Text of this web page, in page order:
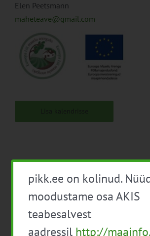
Elen Peetsmann
maheteave@gmail.com
pikk.ee on kolinud.
moodustame osa AKIS
teabesalvest
aadressil http://